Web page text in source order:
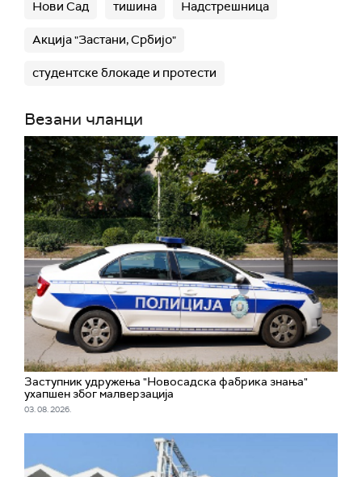
Нови Сад тишина Надстрешница
Акција "Застани, Србијо"
студентске блокаде и протести
Везани чланци
Заступник удружења "Новосадска фабрика знања"
ухапшен због малверзација
03. 08. 2026.